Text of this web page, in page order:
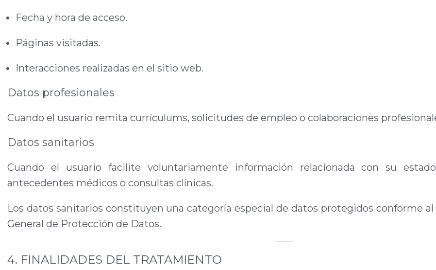
Fecha y hora de acceso.
Páginas visitadas.
Interacciones realizadas en el sitio web.
Datos profesionales
Cuando el usuario remita currículums, solicitudes de empleo o colaboraciones
Datos sanitarios
Cuando el usuario facilite voluntariamente información relacionada con su
antecedentes médicos o consultas clínicas.
Los datos sanitarios constituyen una categoría especial de datos protegidos conforme
General de Protección de Datos.
4. FINALIDADES DEL TRATAMIENTO